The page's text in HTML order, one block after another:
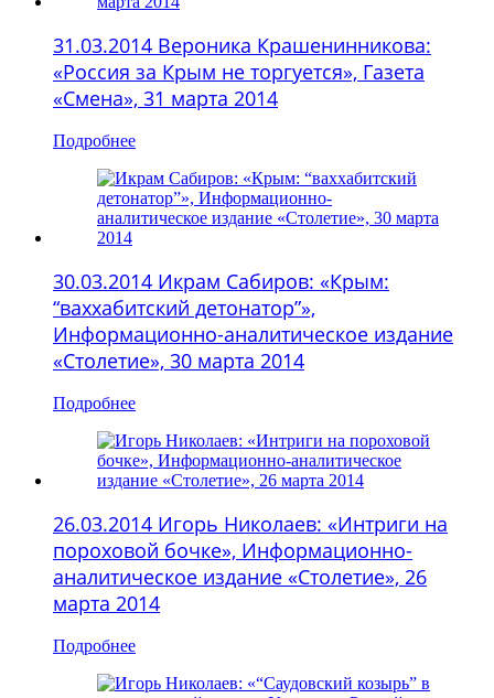
31.03.2014 Вероника Крашенинникова:
«Россия за Крым не торгуется», Газета
«Смена», 31 марта 2014
Подробнее
30.03.2014 Икрам Сабиров: «Крым:
“ваххабитский детонатор”»,
Информационно-аналитическое издание
«Столетие», 30 марта 2014
Подробнее
26.03.2014 Игорь Николаев: «Интриги на
пороховой бочке», Информационно-
аналитическое издание «Столетие», 26
марта 2014
Подробнее